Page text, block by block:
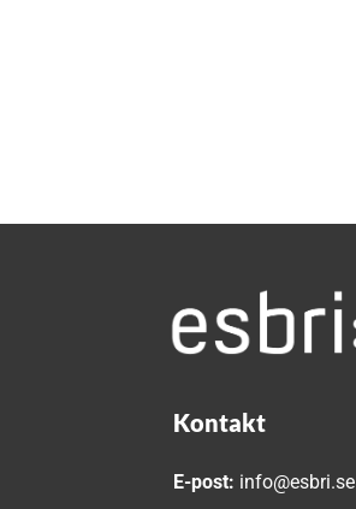
Kontakt
E-post: info@esbri.se